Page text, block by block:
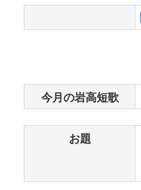
今月の岩高短歌
お題